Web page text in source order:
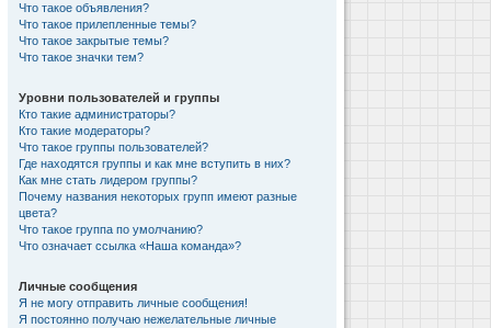
Что такое объявления?
Что такое прилепленные темы?
Что такое закрытые темы?
Что такое значки тем?
Уровни пользователей и группы
Кто такие администраторы?
Кто такие модераторы?
Что такое группы пользователей?
Где находятся группы и как мне вступить в них?
Как мне стать лидером группы?
Почему названия некоторых групп имеют разные
цвета?
Что такое группа по умолчанию?
Что означает ссылка «Наша команда»?
Личные сообщения
Я не могу отправить личные сообщения!
Я постоянно получаю нежелательные личные